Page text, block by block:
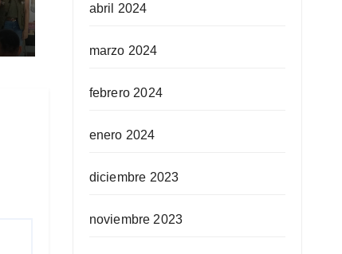
abril 2024
marzo 2024
febrero 2024
enero 2024
diciembre 2023
noviembre 2023